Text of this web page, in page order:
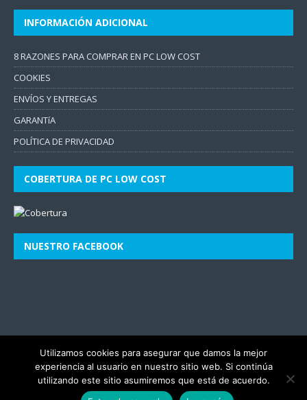
INFORMACIÓN ADICIONAL
8 RAZONES PARA COMPRAR EN PC LOW COST
COOKIES
ENVÍOS Y ENTREGAS
GARANTíA
POLÍTICA DE PRIVACIDAD
COBERTURA DE PC LOW COST
NUESTRO FACEBOOK
Utilizamos cookies para asegurar que damos la mejor
experiencia al usuario en nuestro sitio web. Si continúa
utilizando este sitio asumiremos que está de acuerdo.